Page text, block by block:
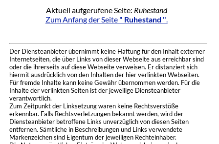
Aktuell aufgerufene Seite: Ruhestand
Zum Anfang der Seite " Ruhestand ".
Der Diensteanbieter übernimmt keine Haftung für den Inhalt externer
Internetseiten, die über Links von dieser Webseite aus erreichbar sind
oder die ihrerseits auf diese Webseite verweisen. Er distanziert sich
hiermit ausdrücklich von den Inhalten der hier verlinkten Webseiten.
Für fremde Inhalte kann keine Gewähr übernommen werden. Für die
Inhalte der verlinkten Seiten ist der jeweilige Diensteanbieter
verantwortlich.
Zum Zeitpunkt der Linksetzung waren keine Rechtsverstöße
erkennbar. Falls Rechtsverletzungen bekannt werden, wird der
Diensteanbieter betroffene Links unverzüglich von diesen Seiten
entfernen. Sämtliche in Beschreibungen und Links verwendete
Markenzeichen sind Eigentum der jeweiligen Rechteinhaber.